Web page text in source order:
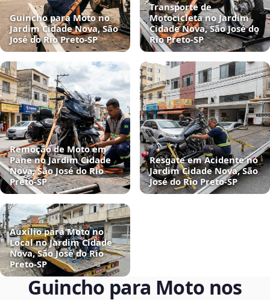
Guincho para Moto no
Jardim Cidade Nova, São
José do Rio Preto‑SP
Transporte de
Motocicleta no Jardim
Cidade Nova, São José do
Rio Preto‑SP
Remoção de Moto em
Pane no Jardim Cidade
Nova, São José do Rio
Preto‑SP
Resgate em Acidente no
Jardim Cidade Nova, São
José do Rio Preto‑SP
Auxílio para Moto no
Local no Jardim Cidade
Nova, São José do Rio
Preto‑SP
Guincho para Moto nos